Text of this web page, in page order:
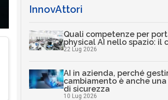
InnovAttori
Quali competenze per
physical AI nello spazio: il
22 Lug 2026
AI in azienda, perché
cambiamento è anche
di sicurezza
10 Lug 2026